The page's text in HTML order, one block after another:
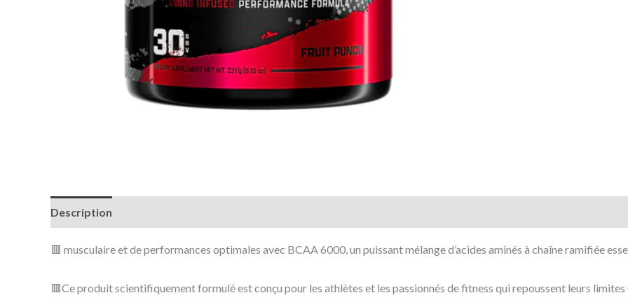
Description
🟥 musculaire et de performances optimales avec BCAA 6000, un puissant mélange d’acides aminés à chaîne ramifiée
🟥Ce produit scientifiquement formulé est conçu pour les athlètes et les passionnés de fitness qui repoussent leurs